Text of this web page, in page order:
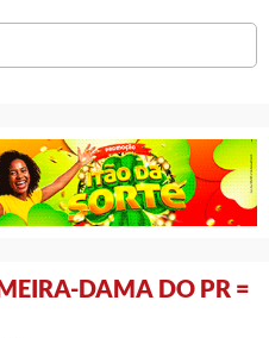
DAMA DO PR =